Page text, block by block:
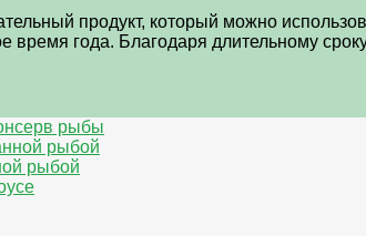
продукт, который можно
года. Благодаря длительному
рыбы
рыбой
рыбой